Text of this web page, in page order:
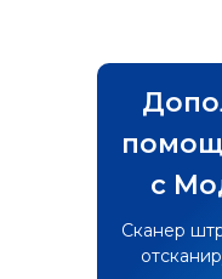
с
Сканер
Мобильное приложение:
и кассовые решения